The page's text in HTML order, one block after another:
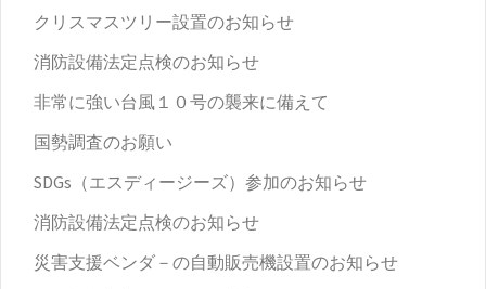
クリスマスツリー設置のお知らせ
消防設備法定点検のお知らせ
非常に強い台風１０号の襲来に備えて
国勢調査のお願い
SDGs（エスディージーズ）参加のお知らせ
消防設備法定点検のお知らせ
災害支援ベンダ－の自動販売機設置のお知らせ